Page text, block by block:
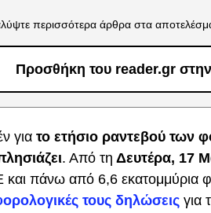
περισσότερα άρθρα στα
Προσθήκη του reader.gr
γιατο ετήσιο ραντεβού των
. Από τη Δευτέρα, 17
πάνω από 6,6 εκατομμύρια
τους δηλώσεις για